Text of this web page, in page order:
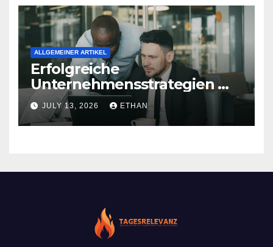
ALLGEMEINER ARTIKEL
Erfolgreiche
Unternehmensstrategien mit
nachhaltiger Wirkung
JULY 13, 2026 ETHAN